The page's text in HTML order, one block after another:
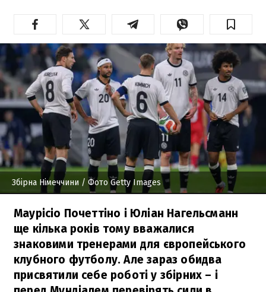
Збірна Німеччини / Фото Getty Images
Маурісіо Почеттіно і Юліан Нагельсманн
ще кілька років тому вважалися
знаковими тренерами для європейського
клубного футболу. Але зараз обидва
присвятили себе роботі у збірних – і